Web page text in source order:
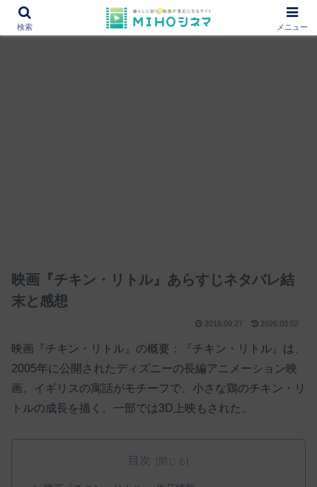
12000作品を紹介！あなたの映画図書館『MIHOシネマ』
映画『チキン・リトル』あらすじネタバレ結
末と感想
2016.09.27 2026.03.02
映画『チキン・リトル』の概要：『チキン・リトル』は、
2005年に公開されたディズニーの長編アニメーション映
画。イギリスの寓話がモチーフで、小さな鶏のチキン・リ
トルの成長を描く。一部では3D上映もされた。
目次
検索 メニュー